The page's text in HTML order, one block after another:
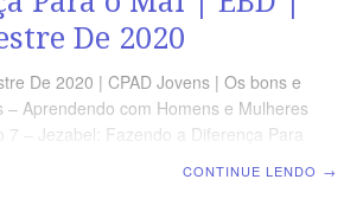
De 2020
De 2020 | CPAD Jovens | Os bons e
– Aprendendo com Homens e Mulheres
7 – Jezabel: Fazendo a Diferença Para
CONTINUE LENDO →